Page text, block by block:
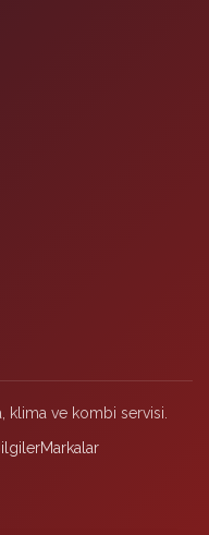
klima ve kombi servisi.
Markalar